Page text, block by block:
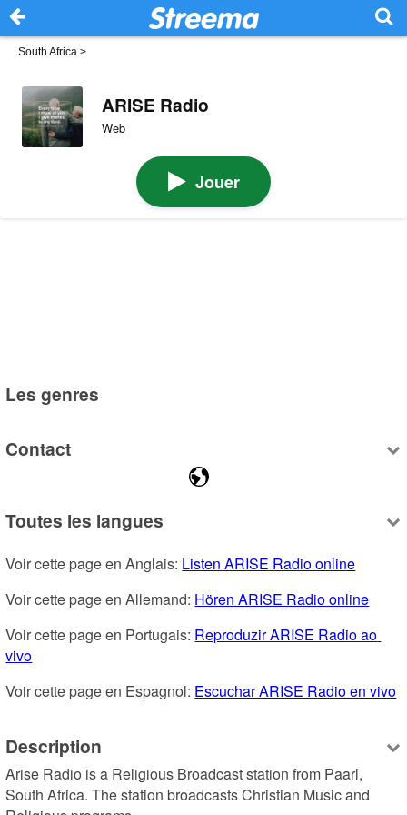
South Africa >
ARISE Radio
Web
Jouer
Les genres
Contact
Toutes les langues
Voir cette page en Anglais: Listen ARISE Radio online
Voir cette page en Allemand: Hören ARISE Radio online
Voir cette page en Portugais: Reproduzir ARISE Radio ao
vivo
Voir cette page en Espagnol: Escuchar ARISE Radio en vivo
Description
Arise Radio is a Religious Broadcast station from Paarl,
South Africa. The station broadcasts Christian Music and